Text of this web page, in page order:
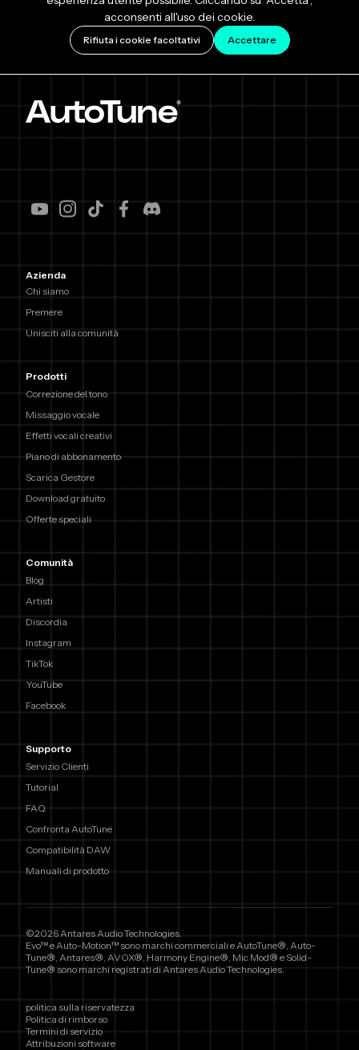
acconsenti all'uso dei cookie.
Rifiuta i cookie facoltativi Accettare
Azienda
Chi siamo
Premere
Unisciti alla comunità
Prodotti
Correzione del tono
Missaggio vocale
Effetti vocali creativi
Piano di abbonamento
Scarica Gestore
Download gratuito
Offerte speciali
Comunità
Blog
Artisti
Discordia
Instagram
TikTok
YouTube
Facebook
Supporto
Servizio Clienti
Tutorial
FAQ
Confronta AutoTune
Compatibilità DAW
Manuali di prodotto
©2026 Antares Audio Technologies.
Evo™ e Auto-Motion™ sono marchi commerciali e AutoTune®, Auto-
Tune®, Antares®, AVOX®, Harmony Engine®, Mic Mod® e Solid-
Tune® sono marchi registrati di Antares Audio Technologies.
politica sulla riservatezza
Politica di rimborso
Termini di servizio
Attribuzioni software